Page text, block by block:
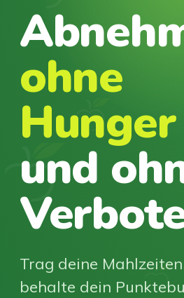
ohne
Hunger
und
Trag deine
behalte dein